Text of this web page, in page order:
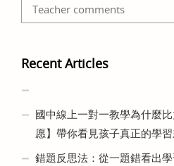
Teacher comments
Recent Articles
國中線上一對一教學為什麼
愿】帶你看見孩子真正的學
錯題反思法：從一題錯看出